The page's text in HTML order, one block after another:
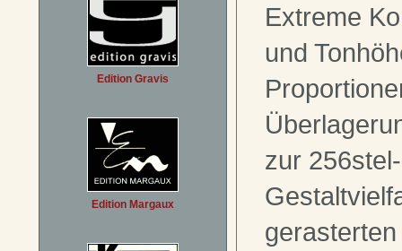
Edition Gravis
Edition Margaux
Extreme
und
zur